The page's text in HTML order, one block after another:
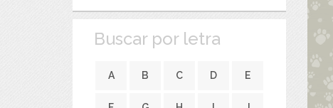
Buscar por letra
A B C D E